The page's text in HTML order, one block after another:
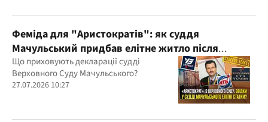
Феміда для "Аристократів": як суддя
Мачульський придбав елітне житло після
вердикту на користь забудовника?
Що приховують декларації судді
Верховного Суду Мачульського?
27.07.2026 10:27